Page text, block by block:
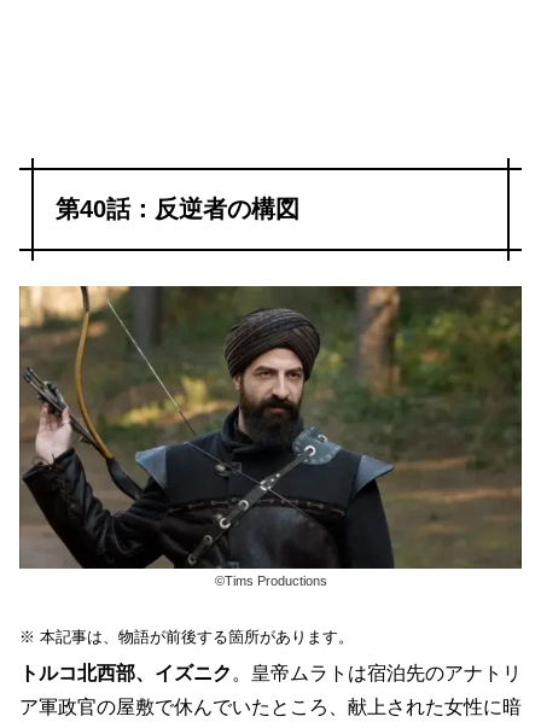
第40話：反逆者の構図
©Tims Productions
※ 本記事は、物語が前後する箇所があります。
トルコ北西部、イズニク 。皇帝ムラトは宿泊先のアナトリ
ア軍政官の屋敷で休んでいたところ、献上された女性に暗